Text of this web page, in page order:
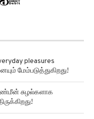
pleasures
மேம்படுத்துகிறது!
சுழல்களாக